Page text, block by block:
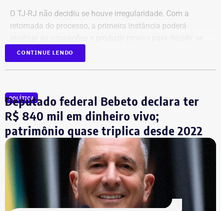
O TJ-RJ não decidiu se houve irregularidade. Com a
retomada do processo, a primeira instância poderá
houve uso indevido da publicidade oficial.
A ação popular, apresentada pelo advogado Fernando
Lyra Reis, aléga que a gestão Crivella usou perfis oficiais
da prefeitura em redes sociais, no Diário Oficial do
Município e em outros canais institucionais para divulgar
conteúdos que, segundo ação, iam além da informação
do poder público e promoviam pessoalmente o então
prefeito e integrantes do governo.
A acusação afirma que esses canais passaram a
CONTINUE LENDO
POLÍTICA
Deputado federal Bebeto declara ter
R$ 840 mil em dinheiro vivo;
patrimônio quase triplica desde 2022